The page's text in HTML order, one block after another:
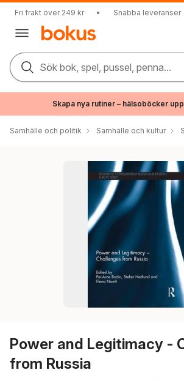
Fri frakt över 249 kr • Snabba leveranser
Sök bok, spel, pussel, penna...
Skapa nya rutiner – hälsoböcker
Samhälle och politik Samhälle och kultur
Power and Legitimacy -
from Russia